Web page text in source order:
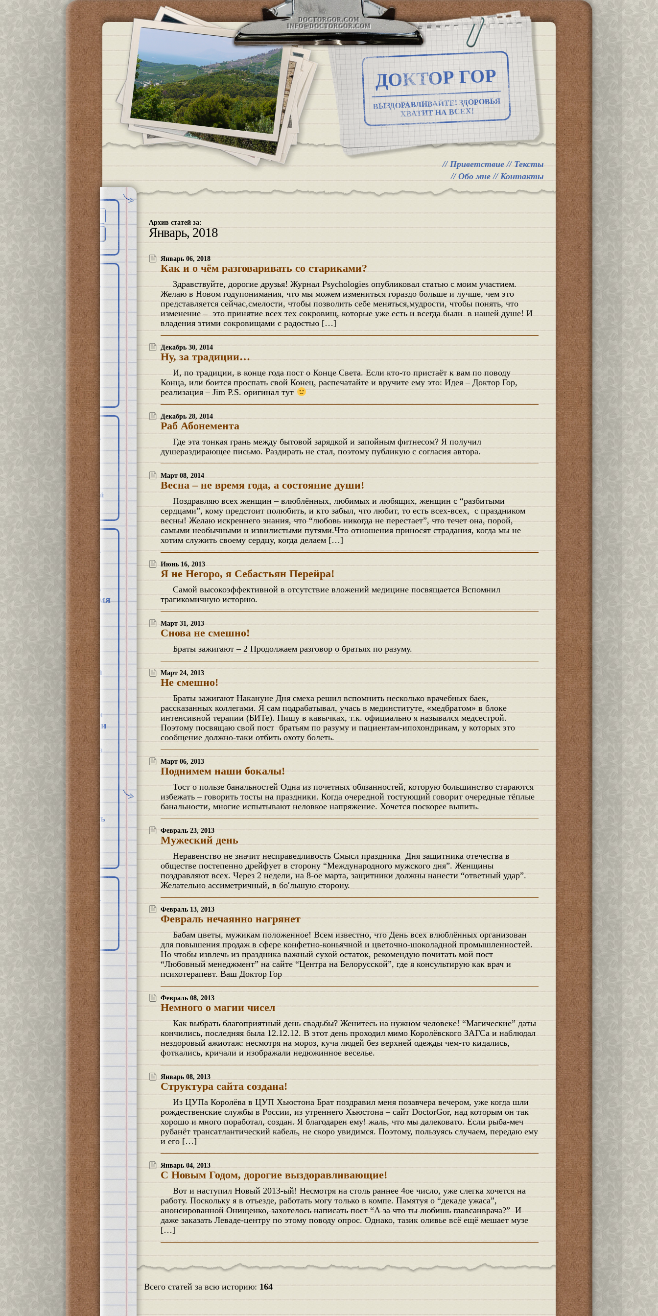
ДОКТОР ГОР
ВЫЗДОРАВЛИВАЙТЕ! ЗДОРОВЬЯ
ХВАТИТ НА ВСЕХ!
DOCTORGOR.COM
INFO@DOCTORGOR.COM
//Приветствие // Тексты
// Обо мне //Контакты
КАТЕГОРИИ
Геронтопсихиатрия
Журнал “Psychologies”
План лечения
Статьи
Заметки
Вопрос-ответ
Психологический ликбез
Кто уже образован
Полезно знать
Страна советов
Культура
О погоде
Ассоциация Танцевально-
Двигательной Терапии
Благотворительный Фонд
"Старость в радость"
Институт Практической
Психологии и Психоанализа
Центр Системной Семейной
Психотерапии
ТЭГИ
ДЭП астения
болезнь
Альцгеймера
болезнь
телец Леви
брат вина время
выздоровление
горевание
грандиозность
деменция
депрессия
жизнь
лекарства
любовь мазохизм
невроз ожидания
пациент перфекционизм
пожелания праздники
приколы психиатр
психиатрия
психоз
психотерапевт
психотерапия
радость
реальность
свобода семинар
смерть
спутанность
страхи
техническое тревога уход
фильмы ятрогения
META
Entries feed
WordPress.org
Архив статей за:
Январь, 2018
Январь 06, 2018
Как и о чём разговаривать со стариками?
Здравствуйте, дорогие друзья! Журнал Psychologies опубликовал статью с моим участием.
Желаю в Новом годупонимания, что мы можем измениться гораздо больше и лучше, чем это
представляется сейчас,смелости, чтобы позволить себе меняться,мудрости, чтобы понять, что
изменение – это принятие всех тех сокровищ, которые уже есть и всегда были в нашей душе! И
владения этими сокровищами с радостью […]
Декабрь 30, 2014
Ну, за традиции…
И, по традиции, в конце года пост о Конце Света. Если кто-то пристаёт к вам по поводу
Конца, или боится проспать свой Конец, распечатайте и вручите ему это: Идея – Доктор Гор,
реализация – Jim P.S. оригинал тут
Декабрь 28, 2014
Раб Абонемента
Где эта тонкая грань между бытовой зарядкой и запойным фитнесом? Я получил
душераздирающее письмо. Раздирать не стал, поэтому публикую с согласия автора.
Март 08, 2014
Весна – не время года, а состояние души!
Поздравляю всех женщин – влюблённых, любимых и любящих, женщин с “разбитыми
сердцами”, кому предстоит полюбить, и кто забыл, что любит, то есть всех-всех, с праздником
весны! Желаю искреннего знания, что “любовь никогда не перестает”, что течет она, порой,
самыми необычными и извилистыми путями.Что отношения приносят страдания, когда мы не
хотим служить своему сердцу, когда делаем […]
Июнь 16, 2013
Я не Негоро, я Себастьян Перейра!
Самой высокоэффективной в отсутствие вложений медицине посвящается Вспомнил
трагикомичную историю.
Март 31, 2013
Снова не смешно!
Браты зажигают – 2 Продолжаем разговор о братьях по разуму.
Март 24, 2013
Не смешно!
Браты зажигают Накануне Дня смеха решил вспомнить несколько врачебных баек,
рассказанных коллегами. Я сам подрабатывал, учась в мединституте, «медбратом» в блоке
интенсивной терапии (БИТе). Пишу в кавычках, т.к. официально я назывался медсестрой.
Поэтому посвящаю свой пост братьям по разуму и пациентам-ипохондрикам, у которых это
сообщение должно-таки отбить охоту болеть.
Март 06, 2013
Поднимем наши бокалы!
Тост о пользе банальностей Одна из почетных обязанностей, которую большинство стараются
избежать – говорить тосты на праздники. Когда очередной тостующий говорит очередные тёплые
банальности, многие испытывают неловкое напряжение. Хочется поскорее выпить.
Февраль 23, 2013
Мужеский день
Неравенство не значит несправедливость Смысл праздника Дня защитника отечества в
обществе постепенно дрейфует в сторону “Международного мужского дня”. Женщины
поздравляют всех. Через 2 недели, на 8-ое марта, защитники должны нанести “ответный удар”.
Желательно ассиметричный, в бо′льшую сторону.
Февраль 13, 2013
Февраль нечаянно нагрянет
Бабам цветы, мужикам положенное! Всем известно, что День всех влюблённых организован
для повышения продаж в сфере конфетно-коньячной и цветочно-шоколадной промышленностей.
Но чтобы извлечь из праздника важный сухой остаток, рекомендую почитать мой пост
“Любовный менеджмент” на сайте “Центра на Белорусской”, где я консультирую как врач и
психотерапевт. Ваш Доктор Гор
Февраль 08, 2013
Немного о магии чисел
Как выбрать благоприятный день свадьбы? Женитесь на нужном человеке! “Магические” даты
кончились, последняя была 12.12.12. В этот день проходил мимо Королёвского ЗАГСа и наблюдал
нездоровый ажиотаж: несмотря на мороз, куча людей без верхней одежды чем-то кидались,
фоткались, кричали и изображали недюжинное веселье.
Январь 08, 2013
Структура сайта создана!
Из ЦУПа Королёва в ЦУП Хьюстона Брат поздравил меня позавчера вечером, уже когда шли
рождественские службы в России, из утреннего Хьюстона – сайт DoctorGor, над которым он так
хорошо и много поработал, создан. Я благодарен ему! жаль, что мы далековато. Если рыба-меч
рубанёт трансатлантический кабель, не скоро увидимся. Поэтому, пользуясь случаем, передаю ему
и его […]
Январь 04, 2013
С Новым Годом, дорогие выздоравливающие!
Вот и наступил Новый 2013-ый! Несмотря на столь раннее 4ое число, уже слегка хочется на
работу. Поскольку я в отъезде, работать могу только в компе. Памятуя о “декаде ужаса”,
анонсированной Онищенко, захотелось написать пост “А за что ты любишь главсанврача?” И
даже заказать Леваде-центру по этому поводу опрос. Однако, тазик оливье всё ещё мешает музе
[…]
Всего статей за всю историю: 164